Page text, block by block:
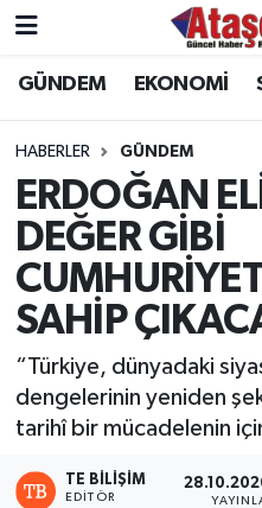
GÜNDEM EKONOMİ
HABERLER GÜNDEM
ERDOĞAN
DEĞER GİBİ
SAHİP
“Türkiye, dünyadaki
dengelerinin yeniden
tarihî bir mücadelenin
TE BILIŞIM
EDITÖR
Hava Durumu
Trafik Durumu
Süper Lig Puan
Tüm Manşetler
Son Dakika Haberleri
Haber Arşivi